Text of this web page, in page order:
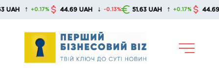
Skip
↑ +0.17% 44.69 UAH ↓ -0.13% 51.63 UAH ↑ +0.17% 44.69 UAH